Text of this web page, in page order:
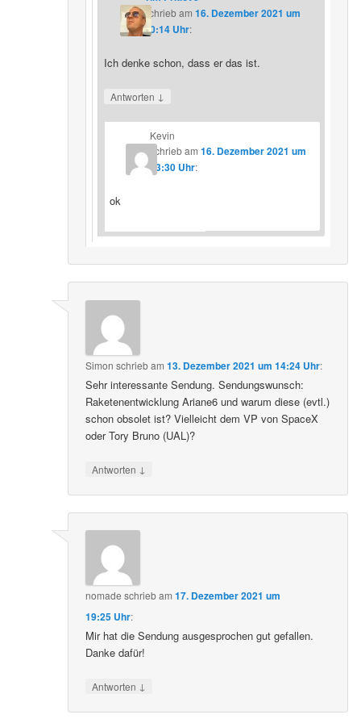
schriebam 16. Dezember 2021 um
20:14 Uhr:
Ich denke schon, dass er das ist.
Antworten ↓
Kevin
schriebam16. Dezember 2021 um
23:30 Uhr:
ok
Simon schriebam13. Dezember 2021 um 14:24 Uhr:
Sehr interessante Sendung. Sendungswunsch:
Raketenentwicklung Ariane6 und warum diese (evtl.)
schon obsolet ist? Vielleicht dem VP von SpaceX
oder Tory Bruno (UAL)?
Antworten ↓
nomade schriebam17. Dezember 2021 um
19:25 Uhr:
Mir hat die Sendung ausgesprochen gut gefallen.
Danke dafür!
Antworten ↓